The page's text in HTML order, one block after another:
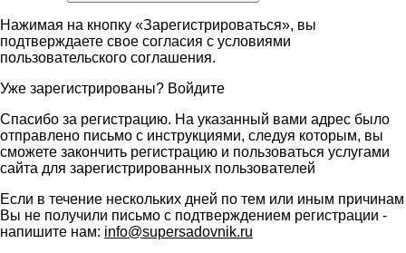
Нажимая на кнопку «Зарегистрироваться», вы
подтверждаете свое согласия с условиями
пользовательского соглашения.
Уже зарегистрированы? Войдите
Спасибо за регистрацию. На указанный вами адрес было
отправлено письмо с инструкциями, следуя которым, вы
сможете закончить регистрацию и пользоваться услугами
сайта для зарегистрированных пользователей
Если в течение нескольких дней по тем или иным причинам
Вы не получили письмо с подтверждением регистрации -
напишите нам: info@supersadovnik.ru